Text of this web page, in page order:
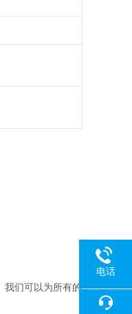
我们可以为所有的
电话